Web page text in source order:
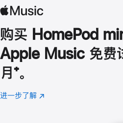
购买 HomePod
Apple Music 免费
月 脚
注
⁺。
进一步了解 Apple
(在